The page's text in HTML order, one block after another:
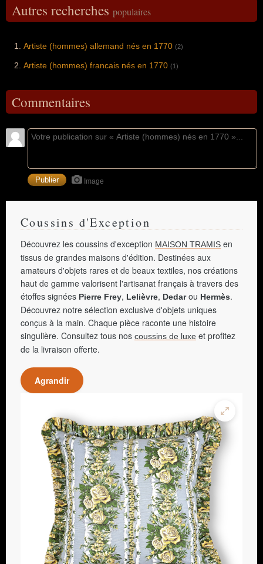
Autres recherches populaires
Artiste (hommes) allemand nés en 1770 (2)
Artiste (hommes) francais nés en 1770 (1)
Commentaires
Image
Coussins d'Exception
Découvrez les coussins d'exception MAISON TRAMIS en
tissus de grandes maisons d'édition. Destinées aux
amateurs d'objets rares et de beaux textiles, nos créations
haut de gamme valorisent l'artisanat français à travers des
étoffes signées Pierre Frey, Lelièvre, Dedarou Hermès.
Découvrez notre sélection exclusive d'objets uniques
conçus à la main. Chaque pièce raconte une histoire
singulière. Consultez tous nos coussins de luxe et profitez
de la livraison offerte.
Agrandir